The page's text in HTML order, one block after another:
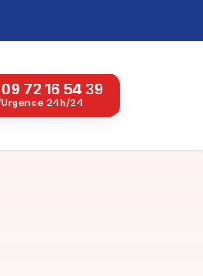
09 72 16 54 39
Urgence 24h/24